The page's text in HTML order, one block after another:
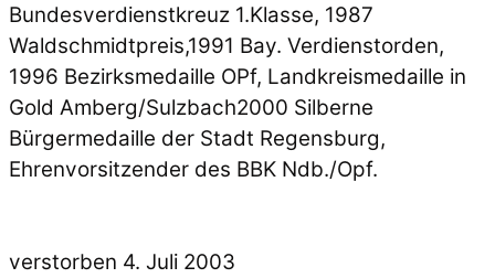
Bundesverdienstkreuz 1.Klasse, 1987
Waldschmidtpreis,1991 Bay. Verdienstorden,
1996 Bezirksmedaille OPf, Landkreismedaille in
Gold Amberg/Sulzbach2000 Silberne
Bürgermedaille der Stadt Regensburg,
Ehrenvorsitzender des BBK Ndb./Opf.
verstorben 4. Juli 2003